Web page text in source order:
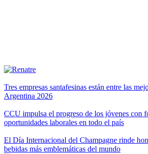
Tres empresas santafesinas están entre las
Argentina 2026
CCU impulsa el progreso de los jóvenes con
oportunidades laborales en todo el país
El Día Internacional del Champagne rinde
bebidas más emblemáticas del mundo